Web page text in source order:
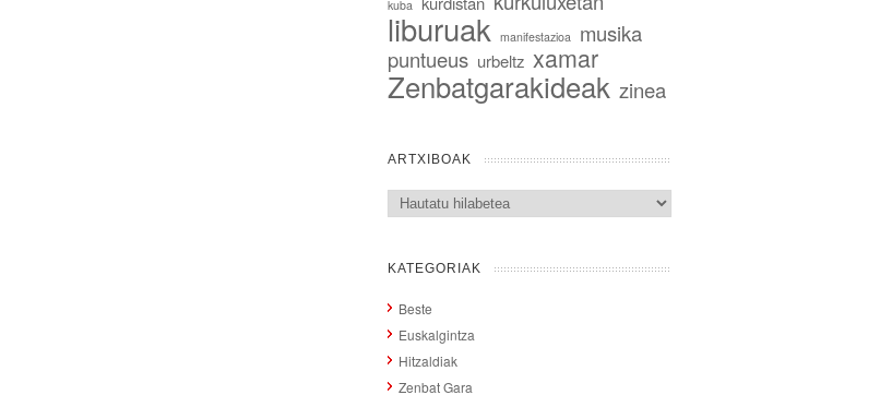
kuba
liburuak manifestazioa musika
puntueus urbeltz xamar
Zenbatgarakideak zinea
ARTXIBOAK
Artxiboak
KATEGORIAK
Beste
Euskalgintza
Hitzaldiak
Zenbat Gara